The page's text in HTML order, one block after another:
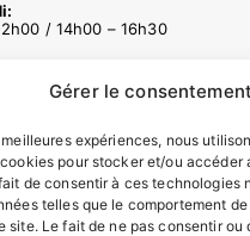
Gérer le consentement
expériences, nous
pour stocker et/ou accéder
de consentir à ces technologies
telles que le comportement
site. Le fait de ne pas consentir ou
/ 14h00 – 16h30
la mairie
administratives